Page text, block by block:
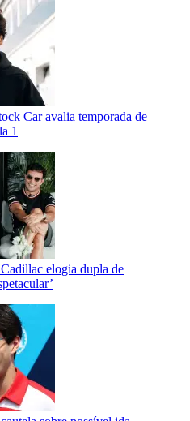
Car avalia temporada de
1
elogia dupla de